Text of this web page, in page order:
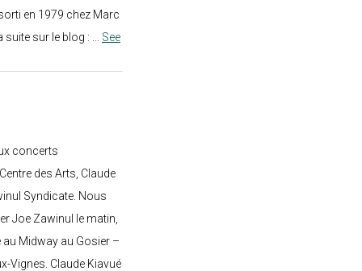
en 1979 chez Marc
suite sur le blog :
See
concerts
des Arts, Claude
Syndicate. Nous
Joe Zawinul le matin,
au Midway au Gosier –
Vignes. Claude Kiavué